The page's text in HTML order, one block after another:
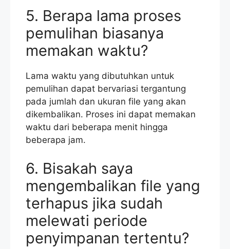
5. Berapa lama proses
pemulihan biasanya
memakan waktu?
Lama waktu yang dibutuhkan untuk
pemulihan dapat bervariasi tergantung
pada jumlah dan ukuran file yang akan
dikembalikan. Proses ini dapat memakan
waktu dari beberapa menit hingga
beberapa jam.
6. Bisakah saya
mengembalikan file yang
terhapus jika sudah
melewati periode
penyimpanan tertentu?